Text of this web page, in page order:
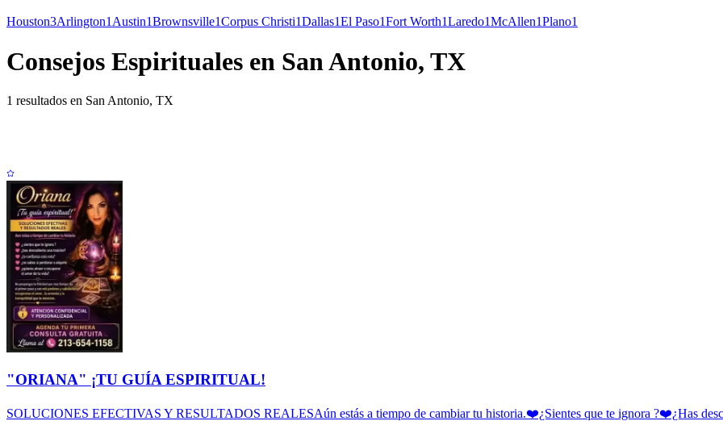
Houston3Arlington1Austin1Brownsville1Corpus Christi1Dallas1El Paso1Fort Worth1Laredo1McAllen1Plano1
Consejos Espirituales en San Antonio, TX
1 resultados en San Antonio, TX
"ORIANA" ¡TU GUÍA ESPIRITUAL!
SOLUCIONES EFECTIVAS Y RESULTADOS REALESAún estás a tiempo de cambiar tu historia.❤️¿Sientes que te ignora ?❤️¿Has